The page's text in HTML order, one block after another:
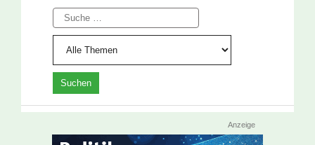
Suche
Anzeige